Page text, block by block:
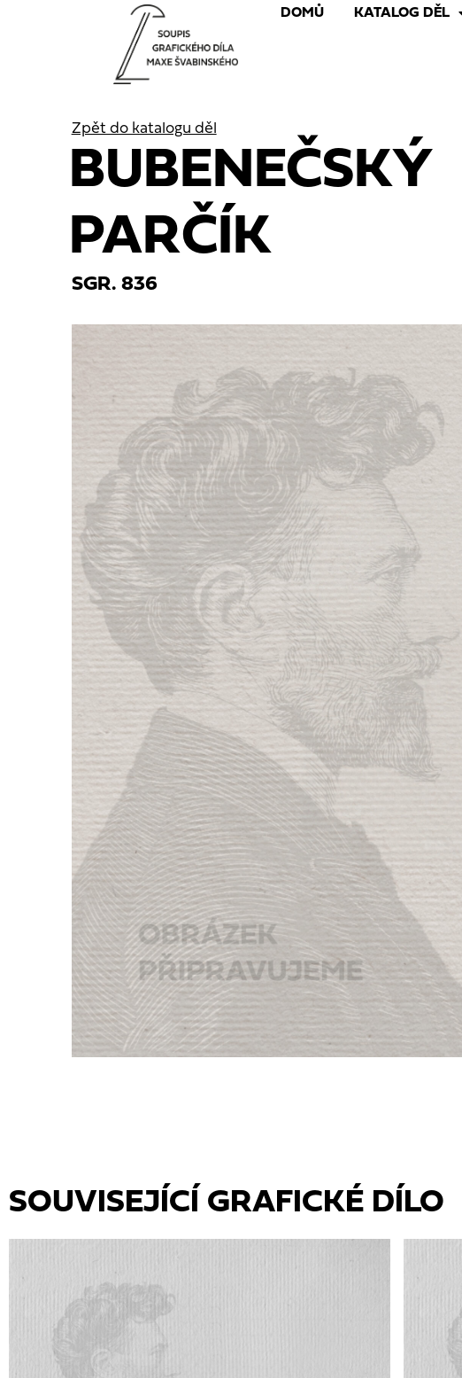
DOMŮ KATALOG DĚL
Zpět do katalogu děl
BUBENEČSKÝ
PARČÍK
SGR. 836
SOUVISEJÍCÍ GRAFICKÉ DÍLO